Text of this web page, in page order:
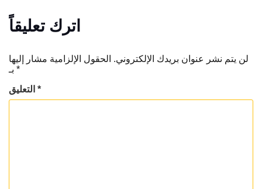
اترك تعليقاً
لن يتم نشر عنوان بريدك الإلكتروني. الحقول الإلزامية مشار إليها
*
*